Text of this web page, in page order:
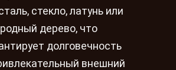
стекло, латунь или
дерево, что
долговечность
внешний